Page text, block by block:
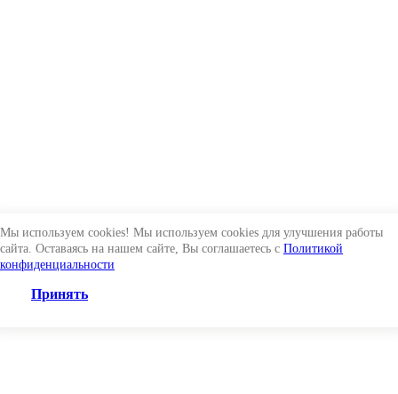
Мы используем cookies! Мы используем cookies для улучшения работы
сайта. Оставаясь на нашем сайте, Вы соглашаетесь с Политикой
конфиденциальности
Принять